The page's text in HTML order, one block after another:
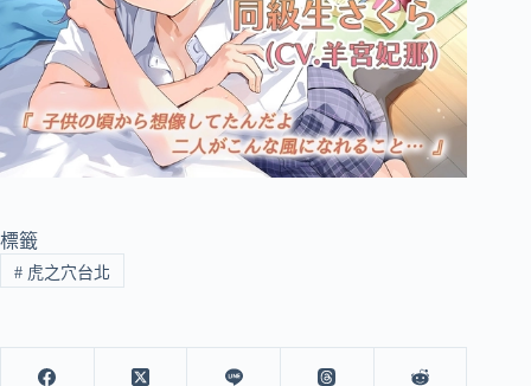
標籤
#虎之穴台北